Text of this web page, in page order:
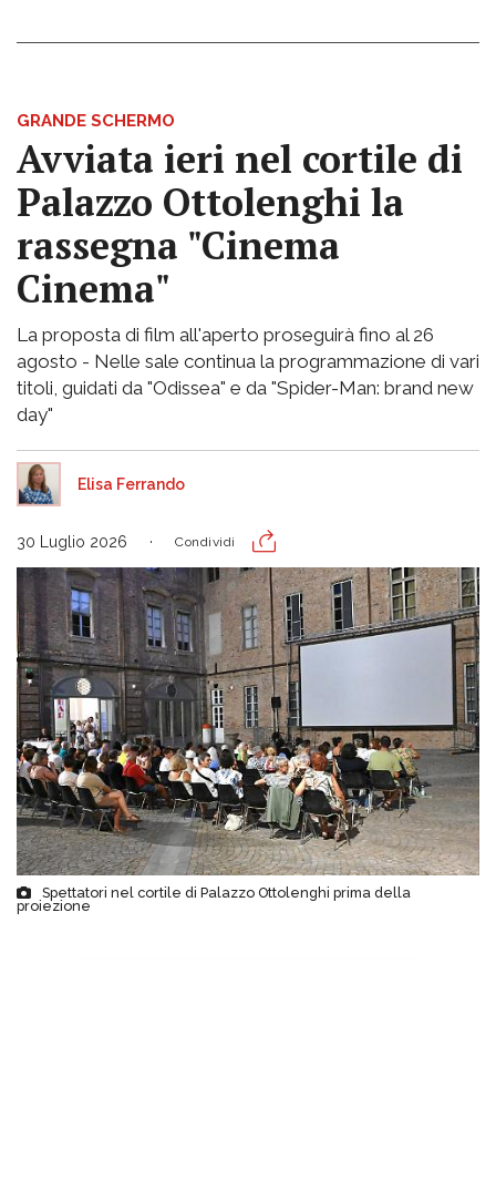
GRANDE SCHERMO
Avviata ieri nel cortile di
Palazzo Ottolenghi la
rassegna "Cinema
Cinema"
La proposta di film all'aperto proseguirà fino al 26
agosto - Nelle sale continua la programmazione di vari
titoli, guidati da "Odissea" e da "Spider-Man: brand new
day"
Elisa Ferrando
30 Luglio 2026 Condividi
Spettatori nel cortile di Palazzo Ottolenghi prima della
proiezione